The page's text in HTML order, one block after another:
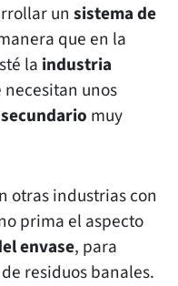
un sistema de
que en la
la industria
unos
muy
otras industrias con
prima el aspecto
envase, para
residuos banales.